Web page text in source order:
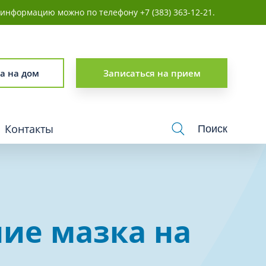
можно по телефону +7 (383) 363-12-21.
на дом Записаться на прием
Физиотерапия
Контакты Поиск
мазка на